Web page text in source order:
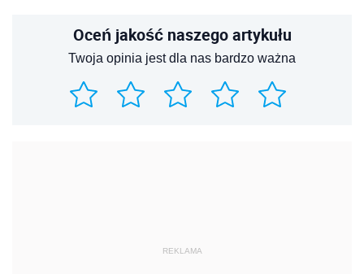
Oceń jakość naszego artykułu
Twoja opinia jest dla nas bardzo ważna
REKLAMA